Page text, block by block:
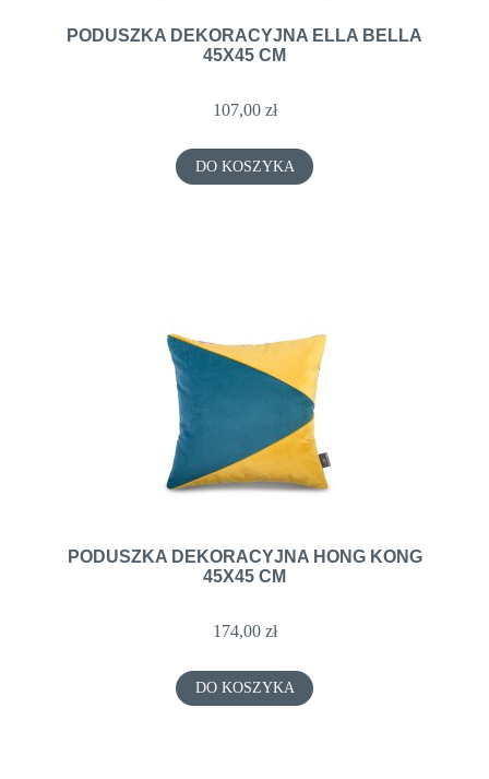
PODUSZKA DEKORACYJNA ELLA BELLA
45X45 CM
107,00 zł
DO KOSZYKA
PODUSZKA DEKORACYJNA HONG KONG
45X45 CM
174,00 zł
DO KOSZYKA